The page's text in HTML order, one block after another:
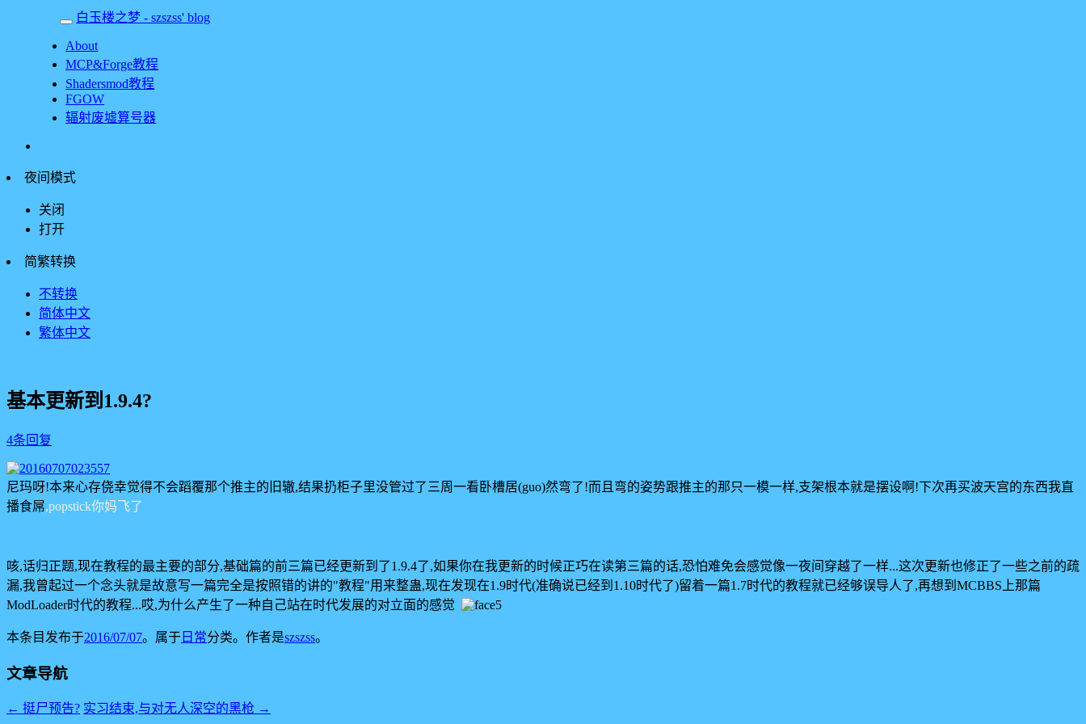
白玉楼之梦 - szszss' blog
About
MCP&Forge教程
Shadersmod教程
FGOW
辐射废墟算号器
夜间模式
关闭
打开
简繁转换
不转换
简体中文
繁体中文
基本更新到1.9.4?
4条回复
尼玛呀!本来心存侥幸觉得不会蹈覆那个推主的旧辙,结果扔柜子里没管过了三周一看卧槽居(guo)然弯了!而且弯的姿势跟推主的那只一模一样,支架根本就是摆设啊!下次再买波天宫的东西我直
播食屌,popstick你妈飞了
咳,话归正题,现在教程的最主要的部分,基础篇的前三篇已经更新到了1.9.4了,如果你在我更新的时候正巧在读第三篇的话,恐怕难免会感觉像一夜间穿越了一样...这次更新也修正了一些之前的疏
漏,我曾起过一个念头就是故意写一篇完全是按照错的讲的"教程"用来整蛊,现在发现在1.9时代(准确说已经到1.10时代了)留着一篇1.7时代的教程就已经够误导人了,再想到MCBBS上那篇
ModLoader时代的教程...哎,为什么产生了一种自己站在时代发展的对立面的感觉
本条目发布于2016/07/07。属于 日常分类。 作者是szszss。
文章导航
← 挺尸预告? 实习结束,与对无人深空的黑枪 →